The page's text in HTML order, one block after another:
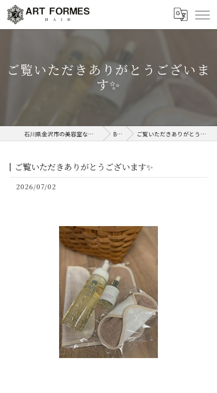
ご覧いただきありがとうございま
す✨
石川県金沢市の美容室ならART FORMES Blog ご覧いただきありがとうございます✨
ご覧いただきありがとうございます✨
2026/07/02